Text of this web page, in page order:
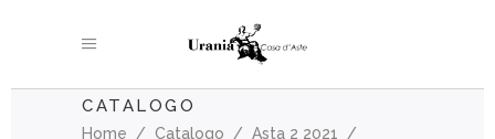
CATALOGO
Home / Catalogo / Asta 2 2021 /